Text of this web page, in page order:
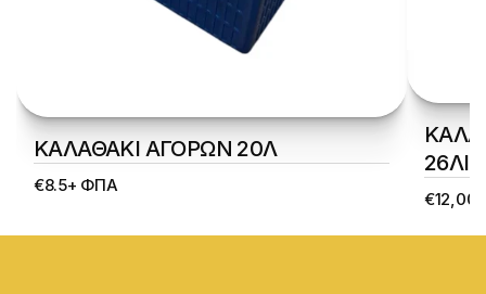
ΚΑΛΑΘΑΚΙ ΑΓΟΡΩΝ 20Λ
€8.5+ ΦΠΑ